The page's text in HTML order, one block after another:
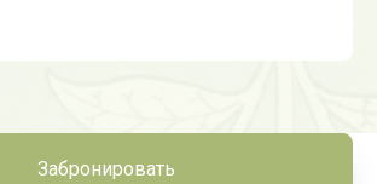
Забронировать